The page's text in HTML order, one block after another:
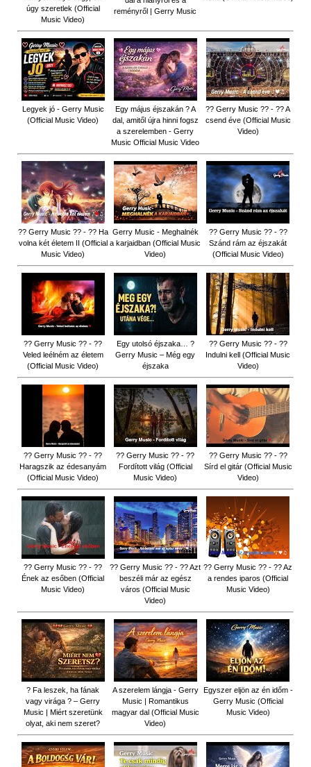
úgy szeretlek (Official
Music Video)
reményről | Gerry Music
Legyek jó - Gerry Music
(Official Music Video)
Egy május éjszakán ? A
dal, amitől újra hinni fogsz
a szerelemben - Gerry
Music Official Music Video
?? Gerry Music ?? - ?? A
csend éve (Official Music
Video)
?? Gerry Music ?? - ?? Ha
volna két életem II (Official
Music Video)
Gerry Music - Meghalnék
a karjaidban (Official Music
Video)
?? Gerry Music ?? - ??
Szánd rám az éjszakát
(Official Music Video)
?? Gerry Music ?? - ??
Veled leélném az életem
(Official Music Video)
Egy utolsó éjszaka… ?
Gerry Music – Még egy
éjszaka
?? Gerry Music ?? - ??
Indulni kell (Official Music
Video)
?? Gerry Music ?? - ??
Haragszik az édesanyám
(Official Music Video)
?? Gerry Music ?? - ??
Fordított világ (Official
Music Video)
?? Gerry Music ?? - ??
Sírd el gitár (Official Music
Video)
?? Gerry Music ?? - ??
Ének az esőben (Official
Music Video)
?? Gerry Music ?? - ?? Azt
beszéli már az egész
város (Official Music
Video)
?? Gerry Music ?? - ?? Az
a rendes iparos (Official
Music Video)
? Fa leszek, ha fának
vagy virága ? – Gerry
Music | Miért szeretünk
olyat, aki nem szeret?
A szerelem lángja - Gerry
Music | Romantikus
magyar dal (Official Music
Video)
Egyszer eljön az én időm -
Gerry Music (Official
Music Video)